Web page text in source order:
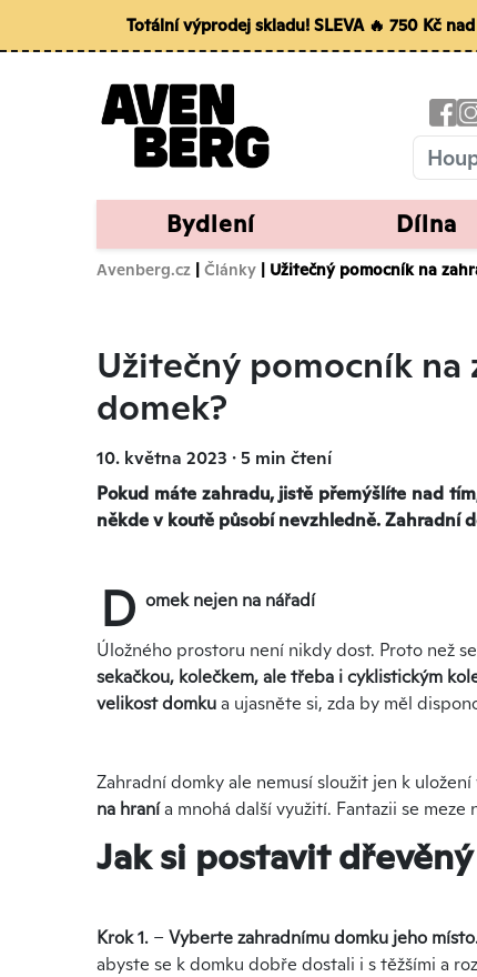
Totální výprodej skladu! SLEVA 🔥 750 Kč
Bydlení Dílna
Avenberg.cz | Články | Užitečný pomocník na
Užitečný pomocník
domek?
10. května 2023 ∙ 5 min čtení
Pokud máte zahradu, jistě přemýšlíte nad
někde v koutě působí nevzhledně. Zahradní
D omek nejen na nářadí
Úložného prostoru není nikdy dost. Proto než
sekačkou, kolečkem, ale třeba i cyklistickým
velikost domkua ujasněte si, zda by měl
Zahradní domky ale nemusí sloužit jen k
na hranía mnohá další využití. Fantazii se
Jak si postavit
Krok 1. – Vyberte zahradnímu domku jeho
abyste se k domku dobře dostali i s těžšími a